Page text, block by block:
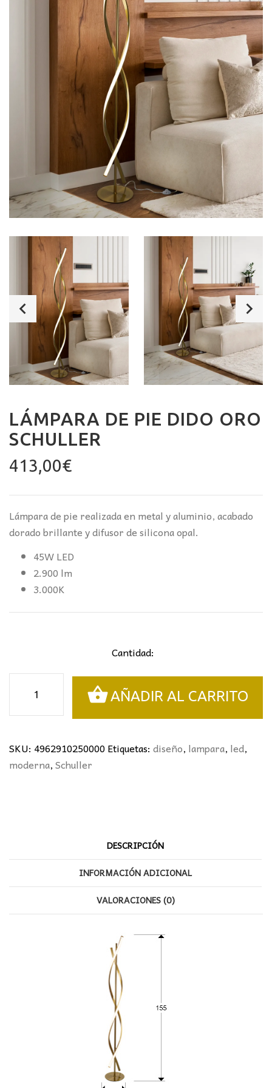
LÁMPARA DE PIE DIDO ORO
SCHULLER
413,00€
Lámpara de pie realizada en metal y aluminio, acabado
dorado brillante y difusor de silicona opal.
45W LED
2.900 lm
3.000K
Cantidad:
PIE
ORO
SCHULLER
AÑADIR AL CARRITO
SKU: 4962910250000Etiquetas: diseño, lampara, led,
moderna,Schuller
DESCRIPCIÓN
INFORMACIÓN ADICIONAL
VALORACIONES (0)